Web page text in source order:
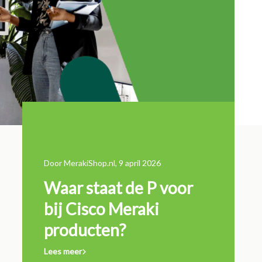
Door MerakiShop.nl, 9 april 2026
Waar staat de P voor
bij Cisco Meraki
producten?
Lees meer